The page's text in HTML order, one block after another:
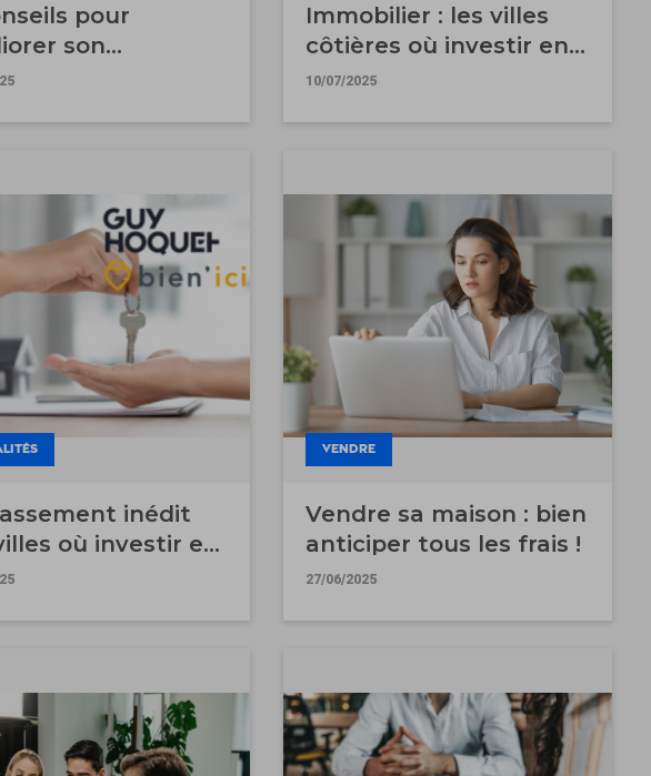
pour
son
locatif
Immobilier : les villes
côtières où investir en
2025
10/07/2025
inédit
où investir en
étude exclusive
VENDRE
Vendre sa maison : bien
anticiper tous les frais !
27/06/2025